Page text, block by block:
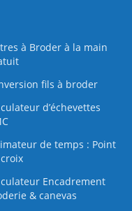
à Broder à la main
fils à broder
d’échevettes
de temps : Point
Encadrement
& canevas